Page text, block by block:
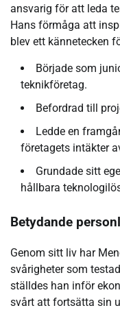
ansvarig för att leda
Hans förmåga att
blev ett kännetecken
Började som
teknikföretag.
Befordrad till
Ledde en
företagets intäkter
Grundade sitt
hållbara
Betydande
Genom sitt liv har
svårigheter som
ställdes han inför
svårt att fortsätta sin